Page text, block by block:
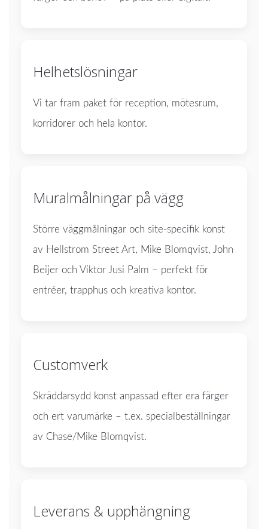
Helhetslösningar
Vi tar fram paket för reception, mötesrum,
korridorer och hela kontor.
Muralmålningar på vägg
Större väggmålningar och site-specifik konst
av Hellstrom Street Art, Mike Blomqvist, John
Beijer och Viktor Jusi Palm – perfekt för
entréer, trapphus och kreativa kontor.
Customverk
Skräddarsydd konst anpassad efter era färger
och ert varumärke – t.ex. specialbeställningar
av Chase/Mike Blomqvist.
Leverans & upphängning